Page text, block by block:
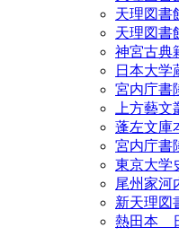
天理図
天理図
神宮古典
日本大学
宮内庁書
上方藝文
蓬左文庫
宮内庁書
東京大学
尾州家河
新天理図
熱田本